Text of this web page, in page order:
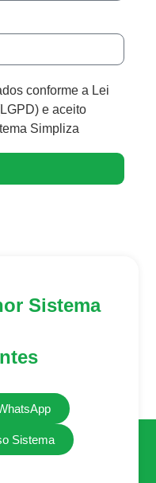
conforme a Lei
e aceito
Simpliza
Sistema
Sistema